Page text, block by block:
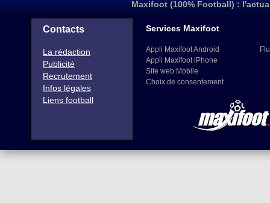
Maxifoot (100% Football) :
Contacts
La rédaction
Publicité
Recrutement
Infos légales
Liens football
Services Maxifoot
Appli Maxifoot Android
Appli Maxifoot iPhone
Site web Mobile
Choix de consentement